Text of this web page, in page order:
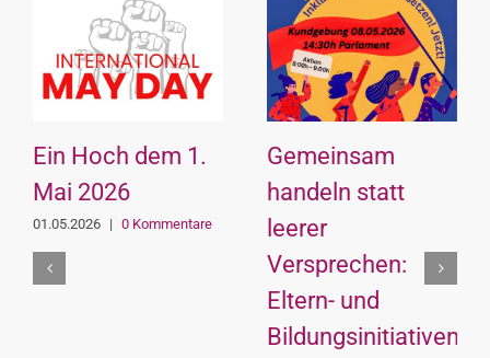
Ein Hoch dem 1.
Mai 2026
01.05.2026 | 0 Kommentare
Gemeinsam
handeln statt
leerer
Versprechen:
Eltern- und
Bildungsinitiativen